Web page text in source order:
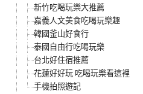
新竹吃喝玩樂大推薦
嘉義人文美食吃喝玩樂趣
韓國釜山好食行
泰國自由行吃喝玩樂
台北好住宿推薦
花蓮好好玩 吃喝玩樂看這裡
手機拍照遊記